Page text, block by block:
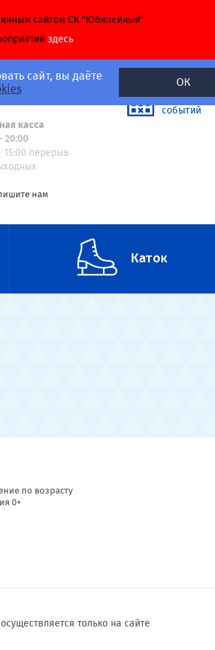
сайт, вы даёте
ОК
сайтом СК "Юбилейный"
здесь
703-40-40
касса
20:00
15:00 перерыв
нам
Календарь
событий
Каток
по возрасту
0+
только на сайте